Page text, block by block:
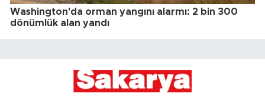
Washington'da orman yangını alarmı: 2 bin 300
dönümlük alan yandı